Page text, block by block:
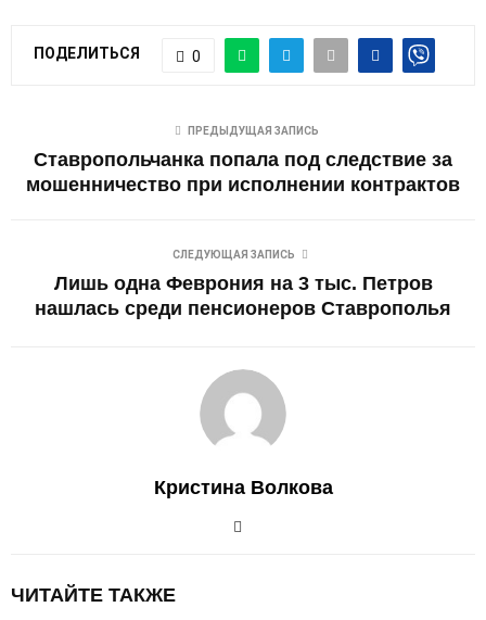
ПОДЕЛИТЬСЯ 0
ПРЕДЫДУЩАЯ ЗАПИСЬ
Ставропольчанка попала под следствие за
мошенничество при исполнении контрактов
СЛЕДУЮЩАЯ ЗАПИСЬ
Лишь одна Феврония на 3 тыс. Петров
нашлась среди пенсионеров Ставрополья
Кристина Волкова
ЧИТАЙТЕ ТАКЖЕ